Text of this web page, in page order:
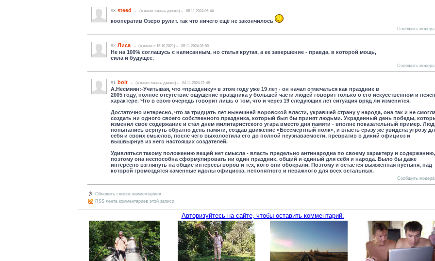
#3 steed (c нами очень давно) 05.11.2024 06:44
кооператив Озеро рулит. так что ничего ещё не закончилось
Сообщить
#2 Лиса (c нами с 18.10.2021) 05.11.2024 03:03
Не на 100% соглашусь с написанным, но статья крутая, а ее завершение - правда, в которой мощь,
сила и будущее.
Сообщить
#1 bolt (c нами очень давно) 04.11.2024 22:45
А.Несмиян:-Учитывая, что «празднику» в этом году уже 19 лет - он начал отмечаться как праздник в
2005 году, полное отсутствие ощущение праздника у большей части людей говорит только о его искусственном и
характере. Что в свою очередь говорит лишь о том, что и через 19 следующих лет ситуация вряд ли изменится.
Достаточно интересно, что за тридцать лет нынешней воровской власти, укравшей страну у народа, она так и не
создать ни одного своего собственного праздника, который был бы принят людьми. Украденный день победы,
изменил свое содержание и стал днем милитаристского угара вместо дня памяти - вполне показательный пример.
попытались вернуть обратно день памяти, создав движение «Бессмертный полк», и власть сразу же увидела угрозу
себя и своих смыслов, после чего выхолостила его до полной неузнаваемости, превратив в дикий официоз и
вышвырнув из него настоящих создателей.
Удивляться такому положению вещей нет смысла - власть предельно антинародна по своему характеру и содержанию,
поэтому она неспособна сформулировать ни один праздник, общий и единый для себя и народа. Было бы даже
интересно взглянуть на общие интересы воров и тех, кого они обокрали. Поэтому и остается выжженная пустыня, над
которой громоздятся каменные идолы официоза, непонятного и неважного для всех остальных.
Сообщить
Обновить список комментариев
RSS лента комментариев этой записи
Авторизуйтесь на сайте, чтобы оставить комментарий.